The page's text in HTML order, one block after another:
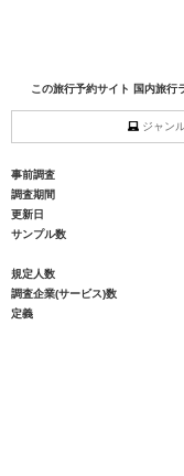
この旅行予約サイト 国内旅行
ジャン
事前調査
調査期間
更新日
サンプル数
規定人数
調査企業(サービス)数
定義